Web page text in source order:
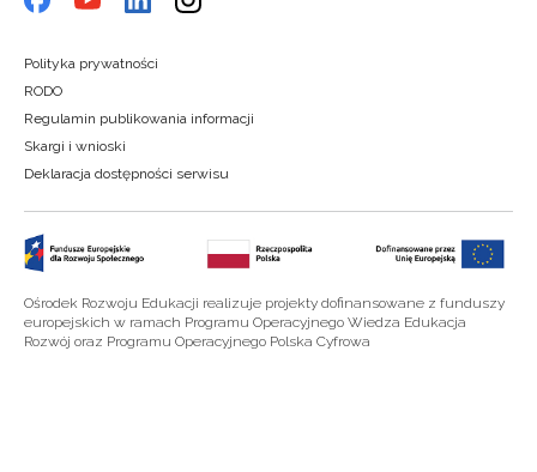
Polityka prywatności
RODO
Regulamin publikowania informacji
Skargi i wnioski
Deklaracja dostępności serwisu
Ośrodek Rozwoju Edukacji realizuje projekty dofinansowane z funduszy
europejskich w ramach Programu Operacyjnego Wiedza Edukacja
Rozwój oraz Programu Operacyjnego Polska Cyfrowa